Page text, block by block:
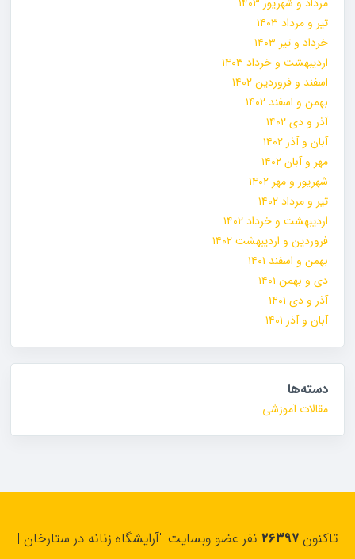
تیر و مرداد ۱۴۰۳
خرداد و تیر ۱۴۰۳
اردیبهشت و خرداد ۱۴۰۳
اسفند و فروردین ۱۴۰۲
بهمن و اسفند ۱۴۰۲
آذر و دی ۱۴۰۲
آبان و آذر ۱۴۰۲
مهر و آبان ۱۴۰۲
شهریور و مهر ۱۴۰۲
تیر و مرداد ۱۴۰۲
اردیبهشت و خرداد ۱۴۰۲
فروردین و اردیبهشت ۱۴۰۲
بهمن و اسفند ۱۴۰۱
دی و بهمن ۱۴۰۱
آذر و دی ۱۴۰۱
آبان و آذر ۱۴۰۱
دسته‌ها
مقالات آموزشی
تاکنون۲۶۳۹۷ نفر عضو وبسایت "آرایشگاه زنانه در ستارخان |